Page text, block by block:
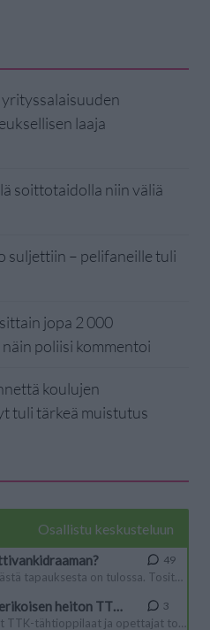
laaja
soittotaidolla niin väliä
suljettiin – pelifaneille tuli
jopa 2 000
poliisi kommentoi
koulujen
tuli tärkeä muistutus